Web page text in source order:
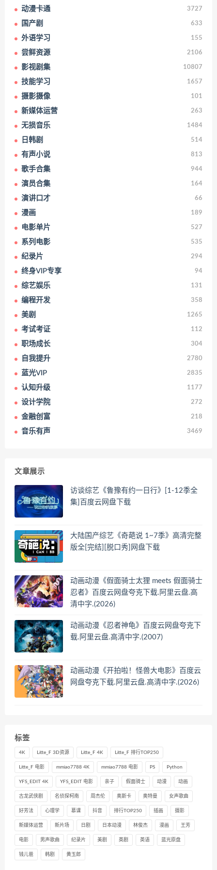
动漫卡通 3727
国产剧 633
外语学习 155
尝鲜资源 2106
影视剧集 10807
技能学习 1657
摄影摄像 101
新媒体运营 263
无损音乐 1484
日韩剧 514
有声小说 813
歌手合集 944
演员合集 164
演讲口才 66
漫画 189
电影单片 527
系列电影 535
纪录片 294
终身VIP专享 94
综艺娱乐 131
编程开发 358
美剧 1265
考试考证 112
职场成长 304
自我提升 2780
蓝光VIP 2835
认知升级 1177
设计学院 272
金融创富 218
音乐有声 3469
文章展示
访谈综艺《鲁豫有约一日行》[1-12季全
集]百度云网盘下载
大陆国产综艺《奇葩说 1~7季》高清完整
版全[完结][脱口秀]网盘下载
动画动漫《假面骑士太狸 meets 假面骑士
忍者》百度云网盘夸克下载.阿里云盘.高
清中字.(2026)
动画动漫《忍者神龟》百度云网盘夸克下
载.阿里云盘.高清中字.(2007)
动画动漫《开拍啦！怪兽大电影》百度云
网盘夸克下载.阿里云盘.高清中字.(2026)
标签
4K Litte_F 3D资源 Litte_F 4K Litte_F 排行TOP250
Litte_F 电影 mmiao7788 4K mmiao7788 电影 PS Python
YFS_EDIT 4K YFS_EDIT 电影 亲子 假面骑士 动漫 动画
古龙武侠剧 名侦探柯南 周杰伦 奥斯卡 奥特曼 女声歌曲
好芳法 心理学 慕课 抖音 排行TOP250 插画 摄影
新媒体运营 新片场 日剧 日本动漫 林俊杰 漫画 王芳
电影 男声歌曲 纪录片 美剧 英剧 英语 蓝光原盘
钱儿爸 韩剧 黄玉郎